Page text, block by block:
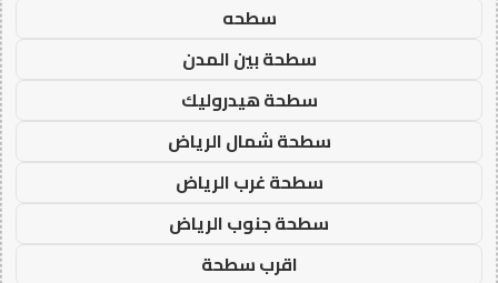
سطحه
سطحة بين المدن
سطحة هيدروليك
سطحة شمال الرياض
سطحة غرب الرياض
سطحة جنوب الرياض
اقرب سطحة